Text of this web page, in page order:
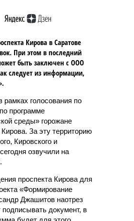
Кирова в Саратове
При этом в последний
быть заключен с ООО
следует из информации,
рамках голосования по
программе
среды» горожане
За эту территорию
Кировского и
озвучили на
проспекта Кирова для
«Формирование
Джашитов наотрез
документ, в